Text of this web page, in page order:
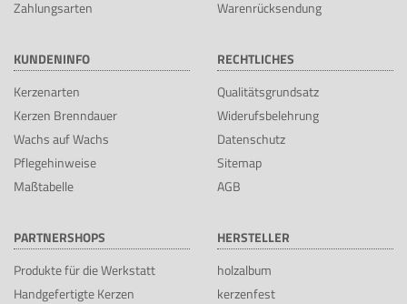
Zahlungsarten
Warenrücksendung
KUNDENINFO
Kerzenarten
Kerzen Brenndauer
Wachs auf Wachs
Pflegehinweise
Maßtabelle
RECHTLICHES
Qualitätsgrundsatz
Widerufsbelehrung
Datenschutz
Sitemap
AGB
PARTNERSHOPS
Produkte für die Werkstatt
Handgefertigte Kerzen
HERSTELLER
holzalbum
kerzenfest